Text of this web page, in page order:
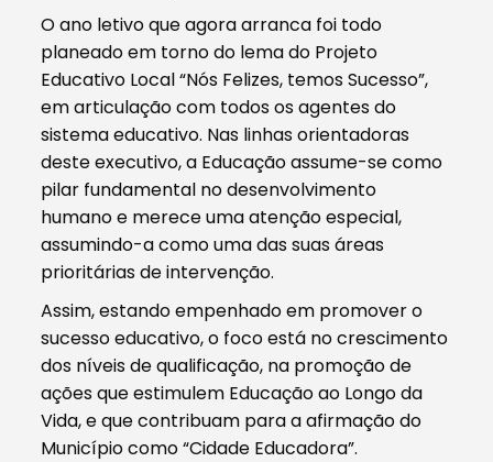
O ano letivo que agora arranca foi todo
planeado em torno do lema do Projeto
Educativo Local “Nós Felizes, temos Sucesso”,
em articulação com todos os agentes do
sistema educativo. Nas linhas orientadoras
deste executivo, a Educação assume-se como
pilar fundamental no desenvolvimento
humano e merece uma atenção especial,
assumindo-a como uma das suas áreas
prioritárias de intervenção.
Assim, estando empenhado em promover o
sucesso educativo, o foco está no crescimento
dos níveis de qualificação, na promoção de
ações que estimulem Educação ao Longo da
Vida, e que contribuam para a afirmação do
Município como “Cidade Educadora”.